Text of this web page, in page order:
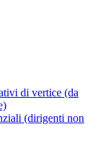
di vertice (da
(dirigenti non